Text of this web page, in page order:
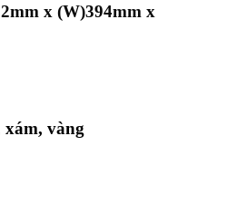
x (W)394mm x
xám, vàng